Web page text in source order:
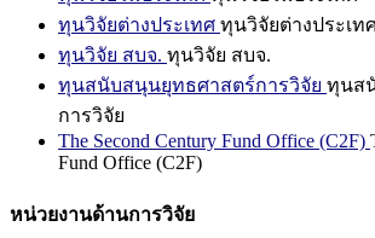
ทุนวิจัยต่างประเทศ ทุนวิจัยต่างประเท
ทุนวิจัย สบจ. ทุนวิจัย สบจ.
ทุนสนับสนุนยุทธศาสตร์การวิจัย ทุนส
การวิจัย
The Second Century Fund Office (C2F)
Fund Office (C2F)
หน่วยงานด้านการวิจัย